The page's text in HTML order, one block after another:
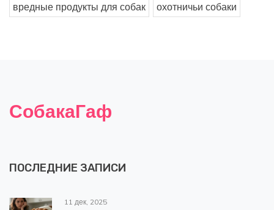
вредные продукты для собак охотничьи собаки
СобакаГаф
ПОСЛЕДНИЕ ЗАПИСИ
11 дек, 2025